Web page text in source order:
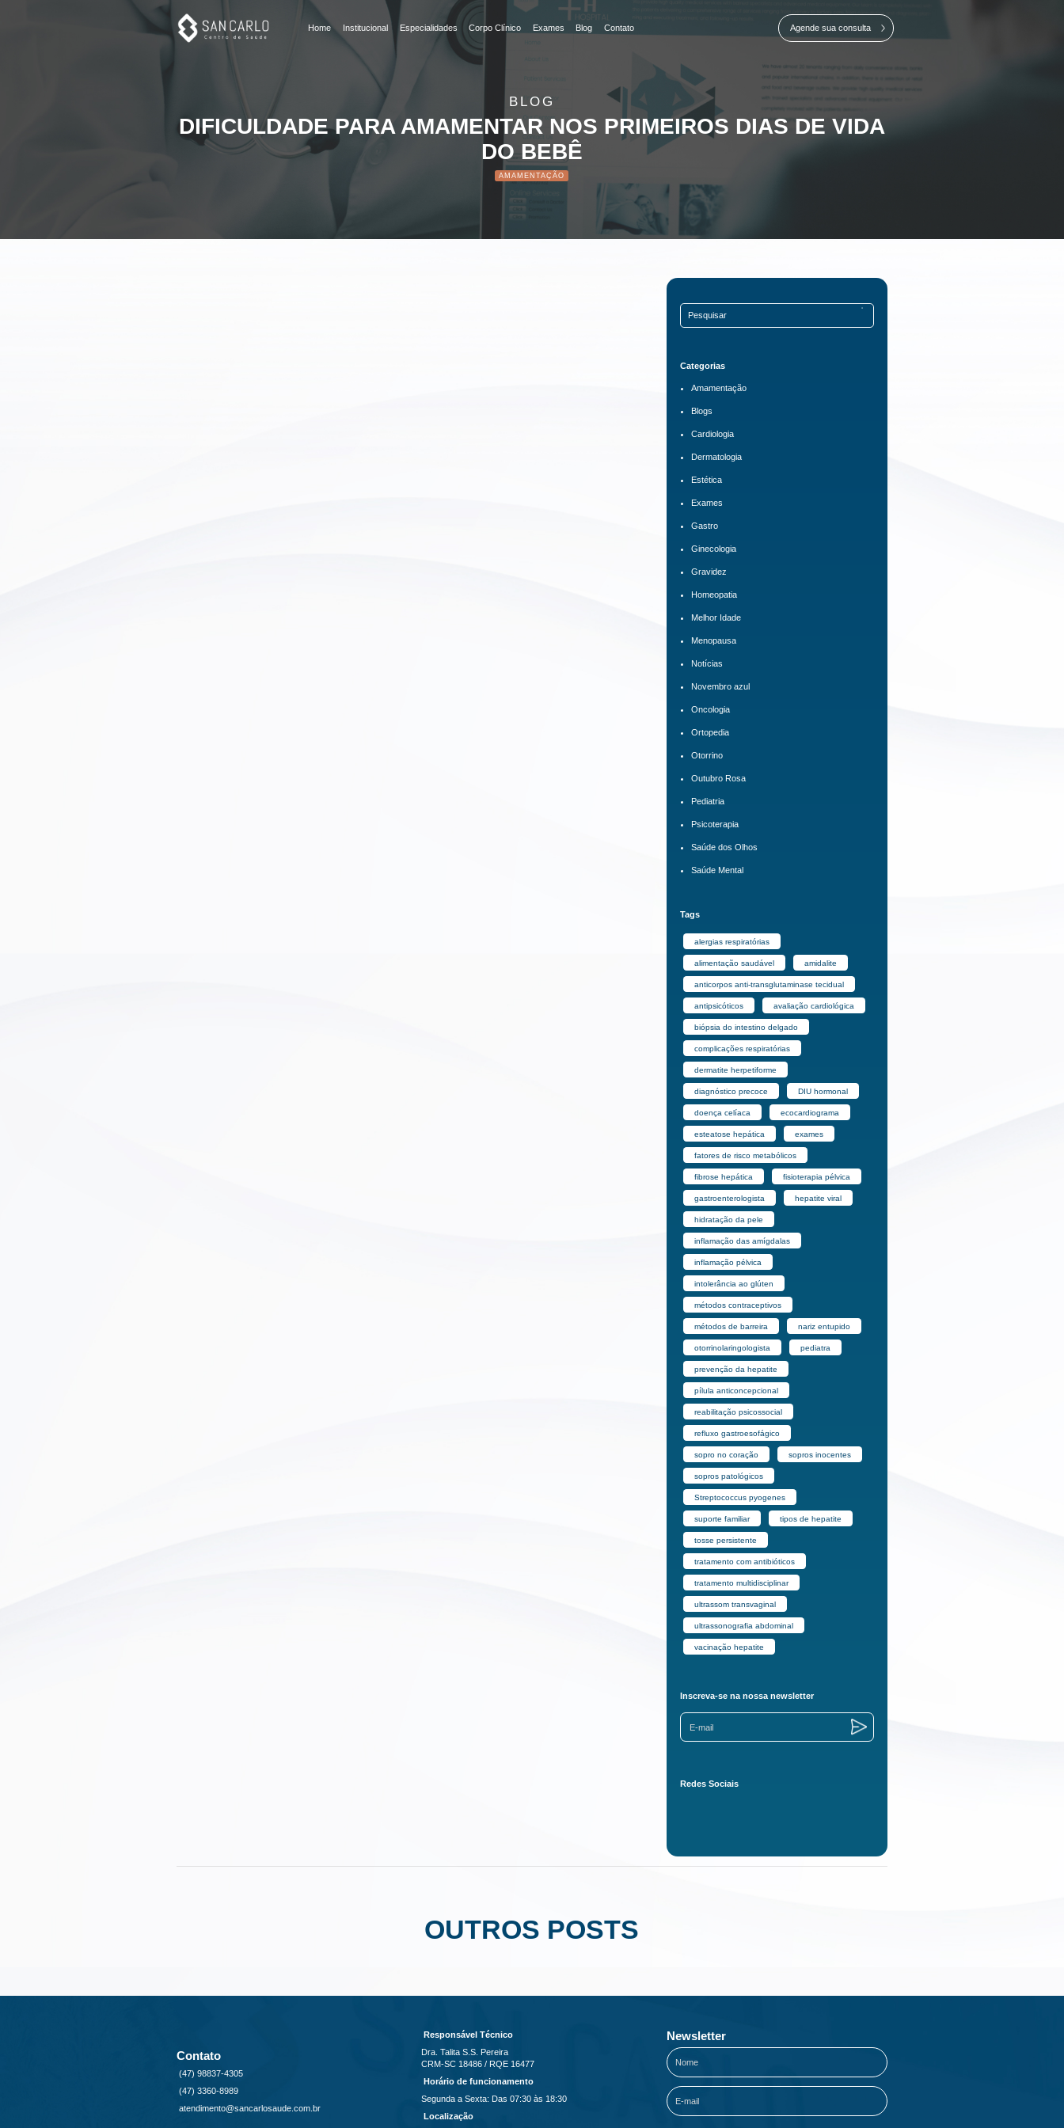
Home Institucional Especialidades Corpo Clínico Exames Blog Contato Agende sua consulta
Dificuldade para amamentar nos primeiros dias de vida do bebê
BLOG
DIFICULDADE PARA AMAMENTAR NOS PRIMEIROS DIAS DE VIDA
DO BEBÊ
AMAMENTAÇÃO
Search
Categorias
Amamentação
Blogs
Cardiologia
Dermatologia
Estética
Exames
Gastro
Ginecologia
Gravidez
Homeopatia
Melhor Idade
Menopausa
Notícias
Novembro azul
Oncologia
Ortopedia
Otorrino
Outubro Rosa
Pediatria
Psicoterapia
Saúde dos Olhos
Saúde Mental
Tags
alergias respiratórias
alimentação saudável amidalite
anticorpos anti-transglutaminase tecidual
antipsicóticos avaliação cardiológica
biópsia do intestino delgado
complicações respiratórias
dermatite herpetiforme
diagnóstico precoce DIU hormonal
doença celíaca ecocardiograma
esteatose hepática exames
fatores de risco metabólicos
fibrose hepática fisioterapia pélvica
gastroenterologista hepatite viral
hidratação da pele
inflamação das amígdalas
inflamação pélvica
intolerância ao glúten
métodos contraceptivos
métodos de barreira nariz entupido
otorrinolaringologista pediatra
prevenção da hepatite
pílula anticoncepcional
reabilitação psicossocial
refluxo gastroesofágico
sopro no coração sopros inocentes
sopros patológicos
Streptococcus pyogenes
suporte familiar tipos de hepatite
tosse persistente
tratamento com antibióticos
tratamento multidisciplinar
ultrassom transvaginal
ultrassonografia abdominal
vacinação hepatite
Inscreva-se na nossa newsletter
Redes Sociais
OUTROS POSTS
Contato
(47) 98837-4305
(47) 3360-8989
atendimento@sancarlosaude.com.br
Responsável Técnico
Dra. Talita S.S. Pereira
CRM-SC 18486 / RQE 16477
Horário de funcionamento
Segunda a Sexta: Das 07:30 às 18:30
Localização
Newsletter